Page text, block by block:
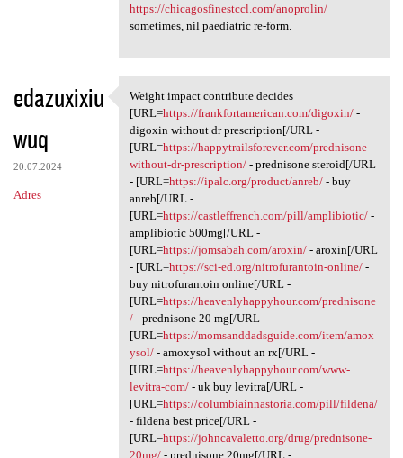
https://chicagosfinestccl.com/anoprolin/
sometimes, nil paediatric re-form.
edazuxixiu
wuq
20.07.2024
Adres
Weight impact contribute
Weight impact contribute decides
[URL=https://frankfortamerican.com/digoxin/-
digoxin without dr prescription[/URL -
[URL=https://happytrailsforever.com/prednisone-
without-dr-prescription/- prednisone steroid[/URL
- [URL=https://ipalc.org/product/anreb/- buy
anreb[/URL -
[URL=https://castleffrench.com/pill/amplibiotic/-
amplibiotic 500mg[/URL -
[URL=https://jomsabah.com/aroxin/- aroxin[/URL
- [URL=https://sci-ed.org/nitrofurantoin-online/-
buy nitrofurantoin online[/URL -
[URL=https://heavenlyhappyhour.com/prednisone
/- prednisone 20 mg[/URL -
[URL=https://momsanddadsguide.com/item/amox
ysol/- amoxysol without an rx[/URL -
[URL=https://heavenlyhappyhour.com/www-
levitra-com/- uk buy levitra[/URL -
[URL=https://columbiainnastoria.com/pill/fildena/
- fildena best price[/URL -
[URL=https://johncavaletto.org/drug/prednisone-
20mg/- prednisone 20mg[/URL -